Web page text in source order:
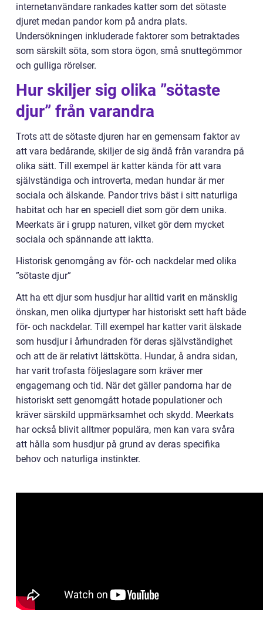
internetanvändare rankades katter som det sötaste
djuret medan pandor kom på andra plats.
Undersökningen inkluderade faktorer som betraktades
som särskilt söta, som stora ögon, små snuttegömmor
och gulliga rörelser.
Hur skiljer sig olika ”sötaste
djur” från varandra
Trots att de sötaste djuren har en gemensam faktor av
att vara bedårande, skiljer de sig ändå från varandra på
olika sätt. Till exempel är katter kända för att vara
självständiga och introverta, medan hundar är mer
sociala och älskande. Pandor trivs bäst i sitt naturliga
habitat och har en speciell diet som gör dem unika.
Meerkats är i grupp naturen, vilket gör dem mycket
sociala och spännande att iaktta.
Historisk genomgång av för- och nackdelar med olika
”sötaste djur”
Att ha ett djur som husdjur har alltid varit en mänsklig
önskan, men olika djurtyper har historiskt sett haft både
för- och nackdelar. Till exempel har katter varit älskade
som husdjur i århundraden för deras självständighet
och att de är relativt lättskötta. Hundar, å andra sidan,
har varit trofasta följeslagare som kräver mer
engagemang och tid. När det gäller pandorna har de
historiskt sett genomgått hotade populationer och
kräver särskild uppmärksamhet och skydd. Meerkats
har också blivit alltmer populära, men kan vara svåra
att hålla som husdjur på grund av deras specifika
behov och naturliga instinkter.